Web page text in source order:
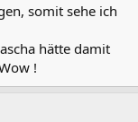
somit sehe ich
hätte damit
!